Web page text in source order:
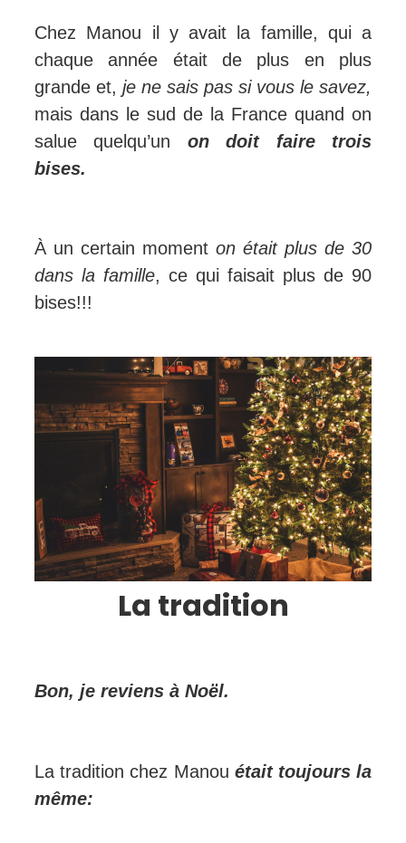
Chez Manou il y avait la famille, qui a
chaque année était de plus en plus
grande et, je ne sais pas si vous le savez,
mais dans le sud de la France quand on
salue quelqu’un on doit faire trois
bises.
À un certain moment on était plus de 30
dans la famille, ce qui faisait plus de 90
bises!!!
La tradition
Bon, je reviens à Noël.
La tradition chez Manou était toujours la
même: